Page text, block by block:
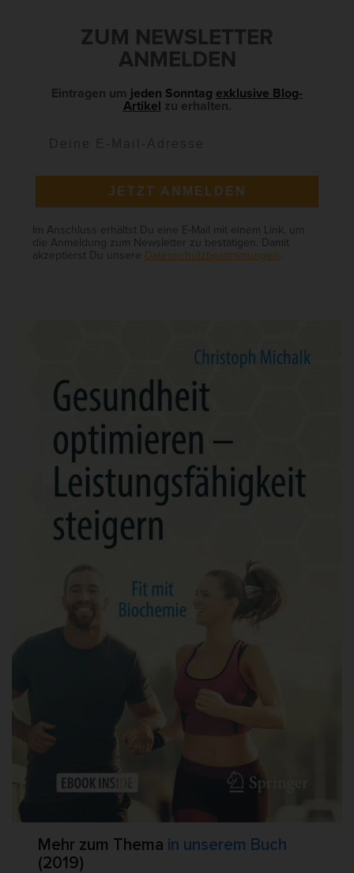
ZUM NEWSLETTER
ANMELDEN
Eintragen um jeden Sonntag exklusive Blog-
Artikel zu erhalten.
JETZT ANMELDEN
Im Anschluss erhältst Du eine E-Mail mit einem Link, um
die Anmeldung zum Newsletter zu bestätigen. Damit
akzeptierst Du unsere Datenschutzbestimmungen
Mehr zum Thema in unserem Buch
(2019)